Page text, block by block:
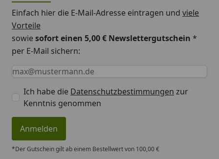
Einfach hier die E-Mail-Adresse eintragen und viele
Vorteile
sowiesofort einen 5,00 € Newslettergutschein *
per E-Mail sichern:
Keine Eingabe erforderlich
Eingabe erforderlich
E-Mail *
Ich habe die Datenschutzbestimmungen zur
Kenntnis genommen
Anmelden
*Der Gutschein gilt ab einem Bestellwert von 100,00 €